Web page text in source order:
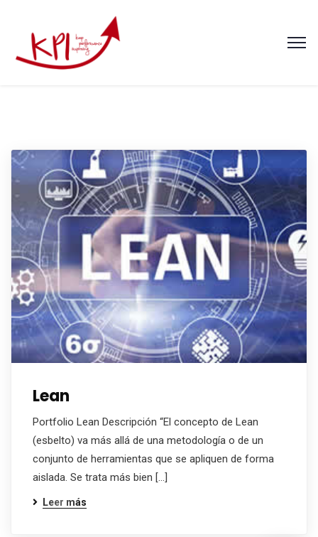
Lean
Portfolio Lean Descripción “El concepto de Lean
(esbelto) va más allá de una metodología o de un
conjunto de herramientas que se apliquen de forma
aislada. Se trata más bien […]
Leer más